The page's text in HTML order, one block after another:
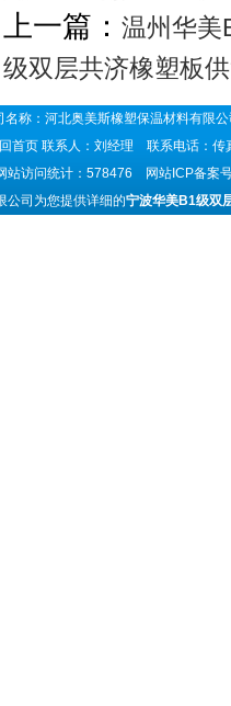
上一篇： 温州华美
级双层共济橡塑板
名称：河北奥美斯橡塑保温材料有
首页 联系人：刘经理 联系电话：
站访问统计：578476 网站ICP备案
公司为您提供详细的宁波华美B1级双